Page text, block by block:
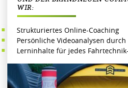
IR:
Strukturiertes Online-Coaching
Persönliche Videoanalysen durch
Lerninhalte für jedes